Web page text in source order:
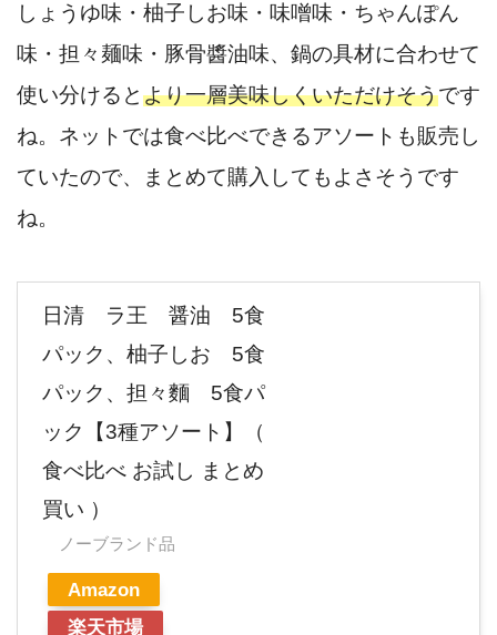
しょうゆ味・柚子しお味・味噌味・ちゃんぽん
味・担々麺味・豚骨醬油味、鍋の具材に合わせて
使い分けるとより一層美味しくいただけそうです
ね。ネットでは食べ比べできるアソートも販売し
ていたので、まとめて購入してもよさそうです
ね。
日清 ラ王 醤油 5食
パック、柚子しお 5食
パック、担々麵 5食パ
ック【3種アソート】（
食べ比べ お試し まとめ
買い ）
ノーブランド品
Amazon
楽天市場